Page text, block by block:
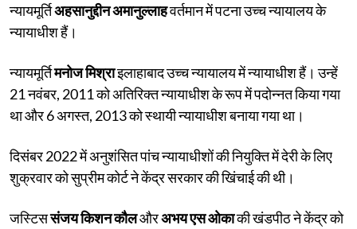
न्यायमूर्तिअहसानुद्दीन अमानुल्लाहवर्तमान में पटना उच्च न्यायालय के
न्यायाधीश हैं।
न्यायमूर्तिमनोज मिश्राइलाहाबाद उच्च न्यायालय में न्यायाधीश हैं। उन्हें
21 नवंबर, 2011 को अतिरिक्त न्यायाधीश के रूप में पदोन्नत किया गया
था और 6 अगस्त, 2013 को स्थायी न्यायाधीश बनाया गया था।
दिसंबर 2022 में अनुशंसित पांच न्यायाधीशों की नियुक्ति में देरी के लिए
शुक्रवार को सुप्रीम कोर्ट ने केंद्र सरकार की खिंचाई की थी।
जस्टिससंजय किशनकौलऔरअभय एस ओकाकी खंडपीठ ने केंद्र को